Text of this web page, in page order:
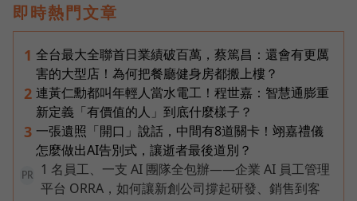
即時熱門文章
1 全台最大全聯首日業績破百萬，蔡篤昌：還會有更厲
害的大型店！為何把餐廳健身房都搬上樓？
2 連黃仁勳都叫年輕人當水電工！程世嘉：智慧通膨重
新定義「有價值的人」到底什麼樣子？
3 一張遺照「開口」說話，中間有8道關卡！翊嘉禮儀
怎麼做出AI告別式，讓逝者最後道別？
PR
1 名員工、一支 AI 團隊全包辦——企業 AI 員工管理
平台 ORRA，如何讓新創公司撐起研發、銷售到客